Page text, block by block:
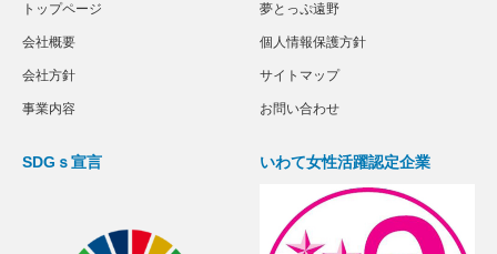
トップページ
会社概要
会社方針
事業内容
夢とっぷ遠野
個人情報保護方針
サイトマップ
お問い合わせ
SDGｓ宣言 いわて女性活躍認定企業